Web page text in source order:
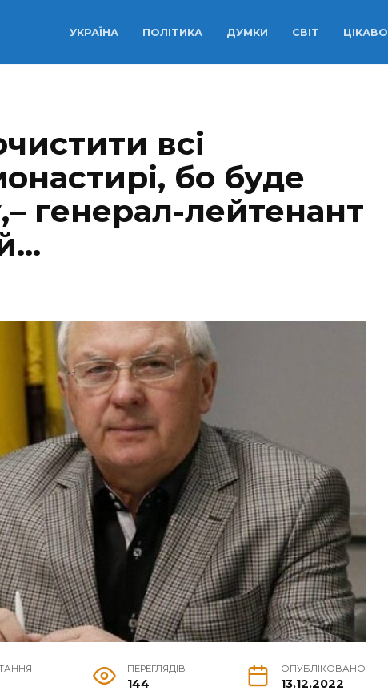
УКРАЇНА ПОЛІТИКА ДУМКИ СВІТ ЦІКАВО
всі
бо буде
генерал-лейтенант
ПЕРЕГЛЯДІВ
144
ОПУБЛІКОВАНО
13.12.2022